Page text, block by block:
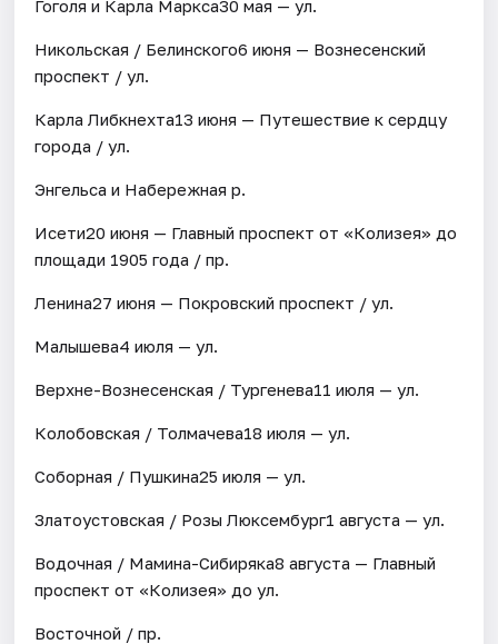
Гоголя и Карла Маркса30 мая — ул.
Никольская / Белинского6 июня — Вознесенский
проспект / ул.
Карла Либкнехта13 июня — Путешествие к сердцу
города / ул.
Энгельса и Набережная р.
Исети20 июня — Главный проспект от «Колизея» до
площади 1905 года / пр.
Ленина27 июня — Покровский проспект / ул.
Малышева4 июля — ул.
Верхне-Вознесенская / Тургенева11 июля — ул.
Колобовская / Толмачева18 июля — ул.
Соборная / Пушкина25 июля — ул.
Златоустовская / Розы Люксембург1 августа — ул.
Водочная / Мамина-Сибиряка8 августа — Главный
проспект от «Колизея» до ул.
Восточной / пр.